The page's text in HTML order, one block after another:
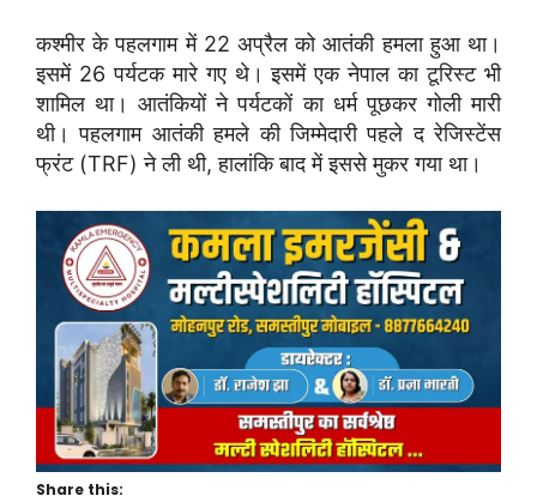
कश्मीर के पहलगाम में 22 अप्रैल को आतंकी हमला हुआ था।
इसमें 26 पर्यटक मारे गए थे। इसमें एक नेपाल का टूरिस्ट भी
शामिल था। आतंकियों ने पर्यटकों का धर्म पूछकर गोली मारी
थी। पहलगाम आतंकी हमले की जिम्मेदारी पहले द रेजिस्टेंस
फ्रंट (TRF) ने ली थी, हालांकि बाद में इससे मुकर गया था।
Share this: